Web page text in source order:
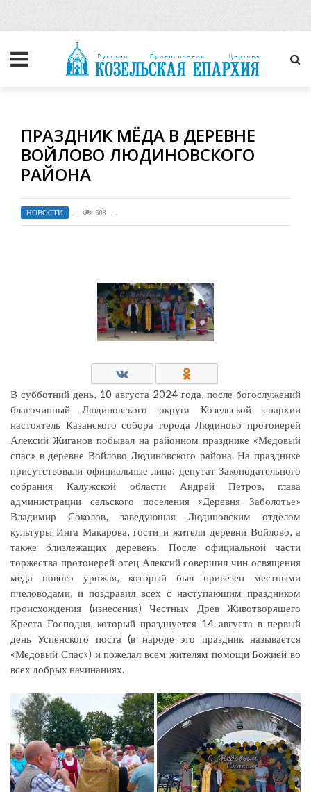
ПРАЗДНИК МЁДА В ДЕРЕВНЕ
ВОЙЛОВО ЛЮДИНОВСКОГО
РАЙОНА
НОВОСТИ 508
В субботний день, 10 августа 2024 года, после богослужений
благочинный Людиновского округа Козельской епархии
настоятель Казанского собора города Людиново протоиерей
Алексий Жиганов побывал на районном празднике «Медовый
спас» в деревне Войлово Людиновского района. На празднике
присутствовали официальные лица: депутат Законодательного
собрания Калужской области Андрей Петров, глава
администрации сельского поселения «Деревня Заболотье»
Владимир Соколов, заведующая Людиновским отделом
культуры Инга Макарова, гости и жители деревни Войлово, а
также близлежащих деревень. После официальной части
торжества протоиерей отец Алексий совершил чин освящения
меда нового урожая, который был привезен местными
пчеловодами, и поздравил всех с наступающим праздником
происхождения (изнесения) Честных Древ Животворящего
Креста Господня, который празднуется 14 августа в первый
день Успенского поста (в народе это праздник называется
«Медовый Спас») и пожелал всем жителям помощи Божией во
всех добрых начинаниях.